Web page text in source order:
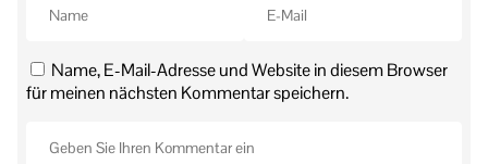
Name, E-Mail-Adresse und Website in diesem Browser
für meinen nächsten Kommentar speichern.